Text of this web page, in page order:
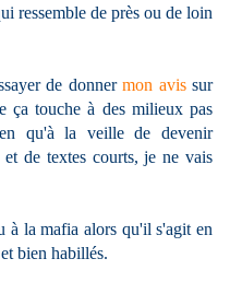
ressemble de près ou de loin
de donnermon avissur
ça touche à des milieux pas
qu'à la veille de devenir
de textes courts, je ne vais
à la mafia alors qu'il s'agit en
bien habillés.